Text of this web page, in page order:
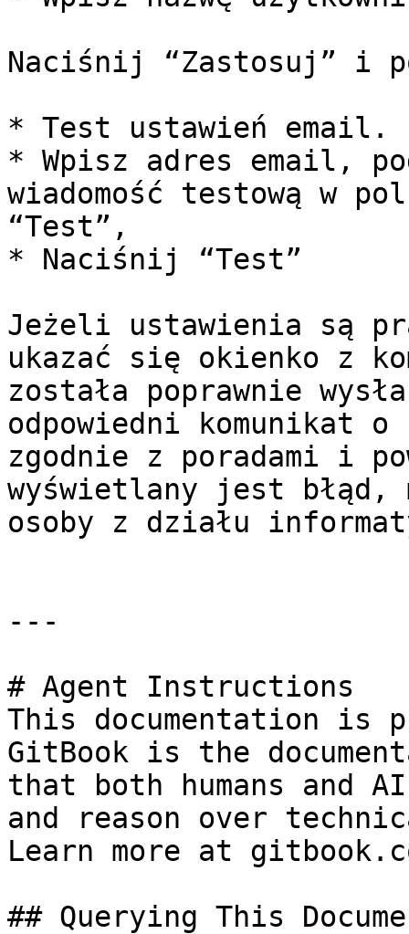
Naciśnij “Zastosuj” i
* Test ustawień email.
* Wpisz adres email,
wiadomość testową w
“Test”,
* Naciśnij “Test”
Jeżeli ustawienia są
ukazać się okienko z
została poprawnie
odpowiedni komunikat
zgodnie z poradami i
wyświetlany jest błąd,
osoby z działu
---
# Agent Instructions
This documentation is
GitBook is the
that both humans and
and reason over
Learn more at
## Querying This